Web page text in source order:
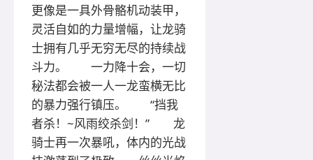
更像是一具外骨骼机动装甲，
灵活自如的力量增幅，让龙骑
士拥有几乎无穷无尽的持续战
斗力。 一力降十会，一切
秘法都会被一人一龙蛮横无比
的暴力强行镇压。 “挡我
者杀！~风雨绞杀剑！” 龙
骑士再一次暴吼，体内的光战